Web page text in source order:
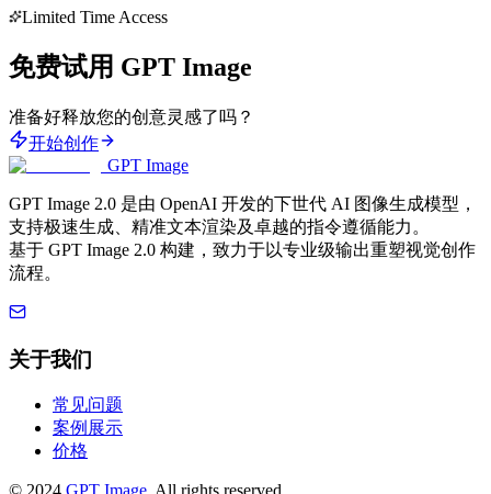
Limited Time Access
免费试用 GPT Image
准备好释放您的创意灵感了吗？
开始创作
GPT Image
GPT Image 2.0 是由 OpenAI 开发的下世代 AI 图像生成模型，
支持极速生成、精准文本渲染及卓越的指令遵循能力。
基于 GPT Image 2.0 构建，致力于以专业级输出重塑视觉创作
流程。
关于我们
常见问题
案例展示
价格